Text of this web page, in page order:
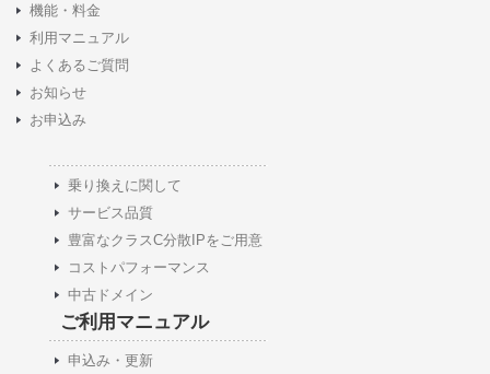
機能・料金
利用マニュアル
よくあるご質問
お知らせ
お申込み
乗り換えに関して
サービス品質
豊富なクラスC分散IPをご用意
コストパフォーマンス
中古ドメイン
ご利用マニュアル
申込み・更新